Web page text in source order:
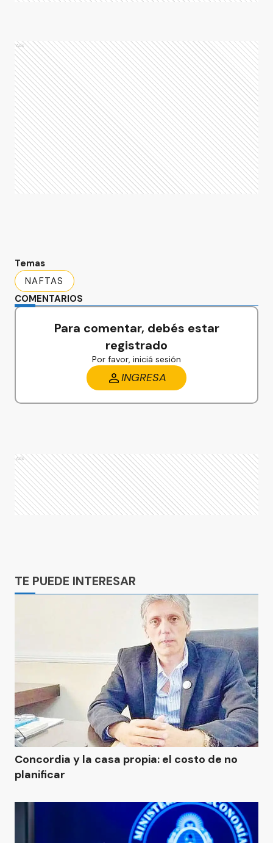
Ads
Temas
NAFTAS
COMENTARIOS
Para comentar, debés estar
registrado
Por favor, iniciá sesión
INGRESA
Ads
TE PUEDE INTERESAR
Concordia y la casa propia: el costo de no
planificar